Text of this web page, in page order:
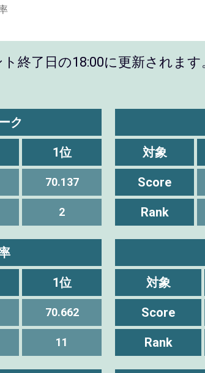
終了日の18:00に更新されます
ク
1位
70.137
2
対象
Score
Rank
1位
70.662
11
対象
Score
Rank